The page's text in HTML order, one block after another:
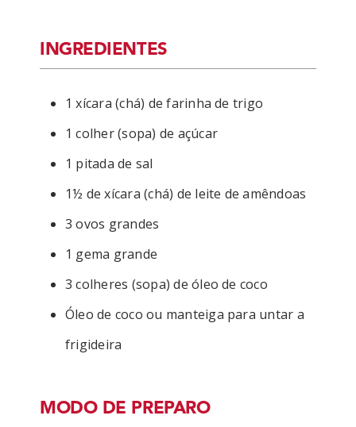
INGREDIENTES
1 xícara (chá) de farinha de trigo
1 colher (sopa) de açúcar
1 pitada de sal
1½ de xícara (chá) de leite de amêndoas
3 ovos grandes
1 gema grande
3 colheres (sopa) de óleo de coco
Óleo de coco ou manteiga para untar a
frigideira
MODO DE PREPARO